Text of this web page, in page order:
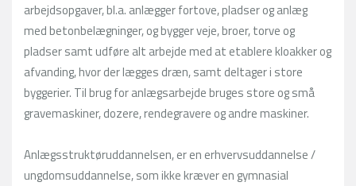
arbejdsopgaver, bl.a. anlægger fortove, pladser og anlæg
med betonbelægninger, og bygger veje, broer, torve og
pladser samt udføre alt arbejde med at etablere kloakker og
afvanding, hvor der lægges dræn, samt deltager i store
byggerier. Til brug for anlægsarbejde bruges store og små
gravemaskiner, dozere, rendegravere og andre maskiner.
Anlægsstruktøruddannelsen, er en erhvervsuddannelse /
ungdomsuddannelse, som ikke kræver en gymnasial